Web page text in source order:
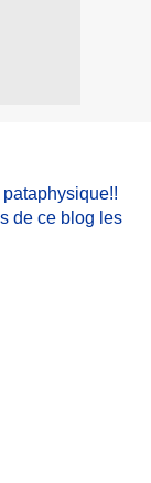
de ce blog les